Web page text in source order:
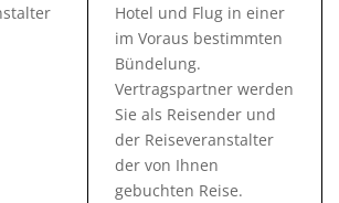
Hotel und Flug in einer
im Voraus bestimmten
Bündelung.
Vertragspartner werden
Sie als Reisender und
der Reiseveranstalter
der von Ihnen
gebuchten Reise.